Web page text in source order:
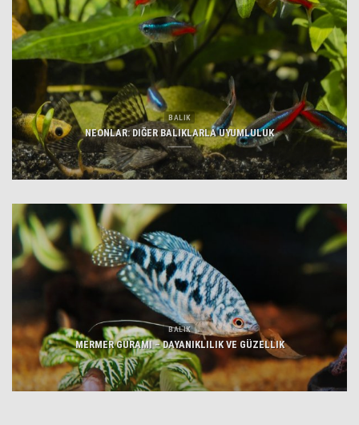
BALIK
NEONLAR: DIĞER BALIKLARLA UYUMLULUK
BALIK
MERMER GURAMI – DAYANIKLILIK VE GÜZELLIK